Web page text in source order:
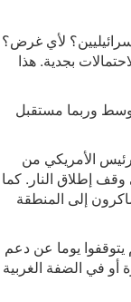
لأي غرض؟
بجدية. هذا
وربما مستقبل
الأمريكي من
وقف إطلاق النار. كما
إلى المنطقة
يتوقفوا يوما عن دعم
أو في الضفة الغربية